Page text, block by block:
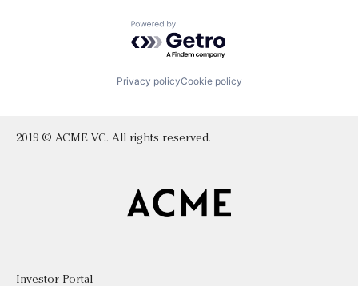
Powered by Getro.com
Privacy policyCookie policy
2019 © ACME VC. All rights reserved.
Investor Portal